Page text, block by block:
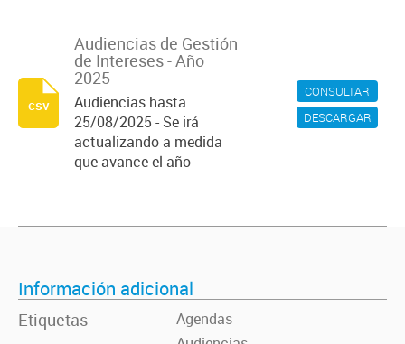
CONSULTAR
DESCARGAR
Audiencias de Gestión
de Intereses - Año
2025
Audiencias hasta
25/08/2025 - Se irá
actualizando a medida
que avance el año
csv
Información adicional
Etiquetas
Agendas